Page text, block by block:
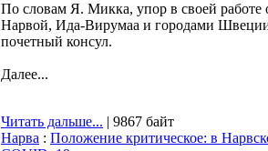
По словам Я. Микка, упор в своей работе
Нарвой, Ида-Вирумаа и городами Швеции.
почетный консул.
Далее...
Читать дальше... | 9867 байт
Нарва : Положение критическое: в